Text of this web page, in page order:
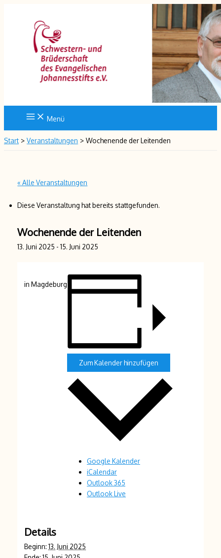
Menü
Start Veranstaltungen Wochenende der Leitenden
« Alle Veranstaltungen
Diese Veranstaltung hat bereits stattgefunden.
Wochenende der Leitenden
13. Juni 2025 -15. Juni 2025
in Magdeburg
Zum Kalender hinzufügen
Google Kalender
iCalendar
Outlook 365
Outlook Live
Details
Beginn: 13. Juni 2025